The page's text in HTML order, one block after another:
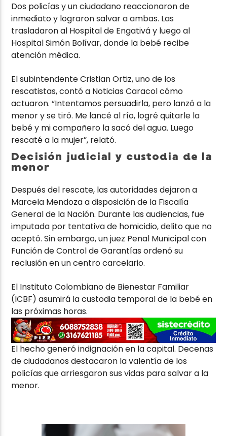
Dos policías y un ciudadano reaccionaron de
inmediato y lograron salvar a ambas. Las
trasladaron al Hospital de Engativá y luego al
Hospital Simón Bolívar, donde la bebé recibe
atención médica.
El subintendente Cristian Ortiz, uno de los
rescatistas, contó a Noticias Caracol cómo
actuaron. “Intentamos persuadirla, pero lanzó a la
menor y se tiró. Me lancé al río, logré quitarle la
bebé y mi compañero la sacó del agua. Luego
rescaté a la mujer”, relató.
Decisión judicial y custodia de la
menor
Después del rescate, las autoridades dejaron a
Marcela Mendoza a disposición de la Fiscalía
General de la Nación. Durante las audiencias, fue
imputada por tentativa de homicidio, delito que no
aceptó. Sin embargo, un juez Penal Municipal con
Función de Control de Garantías ordenó su
reclusión en un centro carcelario.
El Instituto Colombiano de Bienestar Familiar
(ICBF) asumirá la custodia temporal de la bebé en
las próximas horas.
El hecho generó indignación en la capital. Decenas
de ciudadanos destacaron la valentía de los
policías que arriesgaron sus vidas para salvar a la
menor.